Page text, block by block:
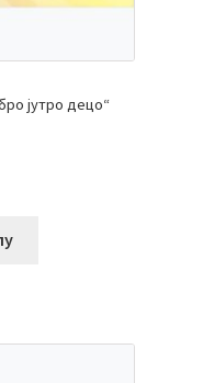
јутро децо“